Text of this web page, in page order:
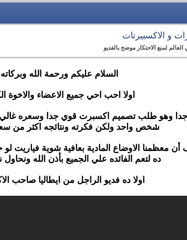
و الاكسبيرتات
لمنع الاحتكار موضح بالفديو
السلام عليكم ورحمة الله وبركاته
اولا احب احي جميع الاعضاء والاخوة
شخص واحد ولكن فكرته ونتائجه اكثر من
معظمنا الاوضاع المادية بعافية شوية فياريت
ده لتعم الفائده علي الجميع بأذن الله ونحاول
اولا ده فديو الراجل من ايطاليا صاحب